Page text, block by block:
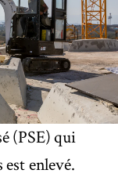
(PSE) qui
enlevé.